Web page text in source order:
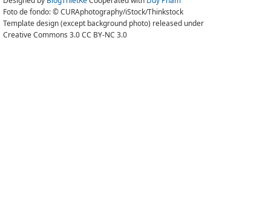
Foto de fondo: © CURAphotography/iStock/Thinkstock
Template design (except background photo) released under
Creative Commons 3.0 CC BY-NC 3.0